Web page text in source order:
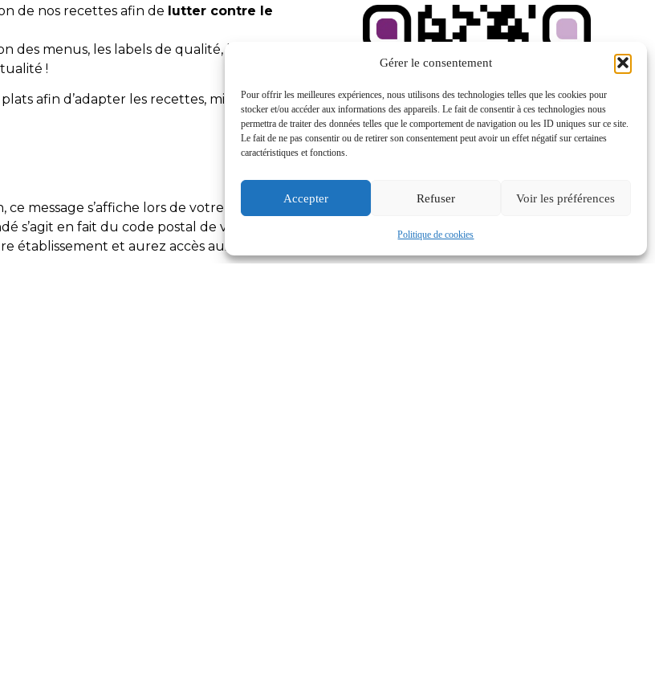
Gérer le consentement
Pour offrir les meilleures expériences, nous utilisons des technologies telles que les cookies pour
stocker et/ou accéder aux informations des appareils. Le fait de consentir à ces technologies nous
permettra de traiter des données telles que le comportement de navigation ou les ID uniques sur ce site.
Le fait de ne pas consentir ou de retirer son consentement peut avoir un effet négatif sur certaines
caractéristiques et fonctions.
Accepter Refuser Voir les préférences
Politique de cookies
de nos recettes afin de lutter contre le
des menus, les labels de qualité, les composantes
!
afin d’adapter les recettes, mieux satisfaire les
, ce message s’affiche lors de votre connexion « Ce
s’agit en fait du code postal de votre
établissement et aurez accès aux menus et aux